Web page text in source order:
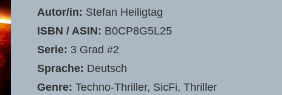
Autor/in: Stefan Heiligtag
ISBN / ASIN: ‎B0CP8G5L25
Serie: 3 Grad #2
Sprache: Deutsch
Genre: Techno-Thriller, SicFi, Thriller